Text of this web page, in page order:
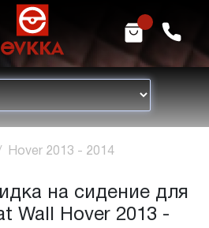
h m
Hover 2013 - 2014
на сидение для
Wall Hover 2013 -